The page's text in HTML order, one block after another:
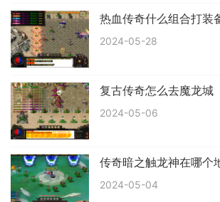
热血传奇什么组合打装
2024-05-28
复古传奇怎么去魔龙城
2024-05-06
传奇暗之触龙神在哪个
2024-05-04